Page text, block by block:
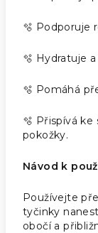
🫧 Podporuje
🫧 Hydratuje
🫧 Pomáhá
🫧 Přispívá
pokožky.
Návod k
Používejte
tyčinky
obočí a